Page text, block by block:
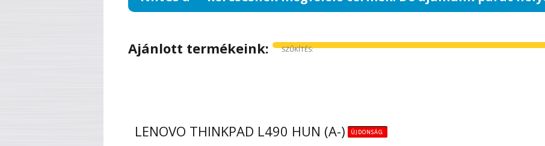
Ajánlott termékeink: SZŰKÍTÉS:
LENOVO THINKPAD L490 HUN (A-) ÚJDONSÁG